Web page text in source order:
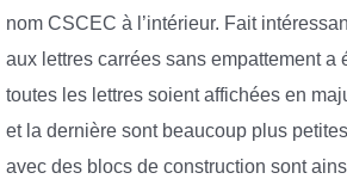
nom CSCEC à l’intérieur. Fait
aux lettres carrées sans empattement a
toutes les lettres soient affichées en
et la dernière sont beaucoup plus
avec des blocs de construction sont